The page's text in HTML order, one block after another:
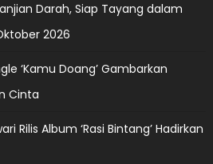
Darah, Siap Tayang dalam
2026
‘Kamu Doang’ Gambarkan
Cinta
Rilis Album ‘Rasi Bintang’ Hadirkan